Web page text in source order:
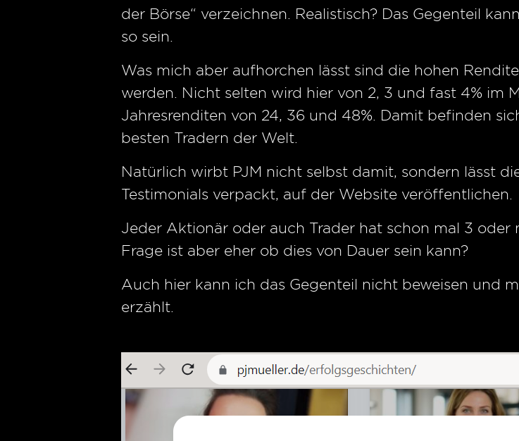
der Börse“ verzeichnen. Realistisch? Das Gegenteil
so sein.
Was mich aber aufhorchen lässt sind die hohen
werden. Nicht selten wird hier von 2, 3 und fast 4% im
Jahresrenditen von 24, 36 und 48%. Damit befinden
besten Tradern der Welt.
Natürlich wirbt PJM nicht selbst damit, sondern lässt
Testimonials verpackt, auf der Website veröffentlichen.
Jeder Aktionär oder auch Trader hat schon mal 3 oder
Frage ist aber eher ob dies von Dauer sein kann?
Auch hier kann ich das Gegenteil nicht beweisen und
erzählt.